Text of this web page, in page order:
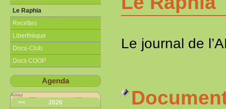
Le journal de
Le Raphia
Recettes
Liberthèque
Docu-Club
Docs COOP
Agenda
Array
<<
2026